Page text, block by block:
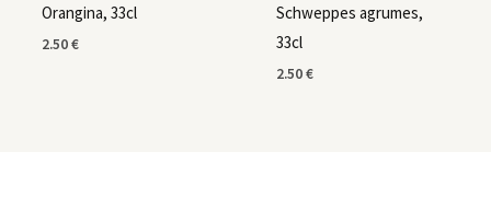
Orangina, 33cl
2.50€
Schweppes agrumes,
33cl
2.50€